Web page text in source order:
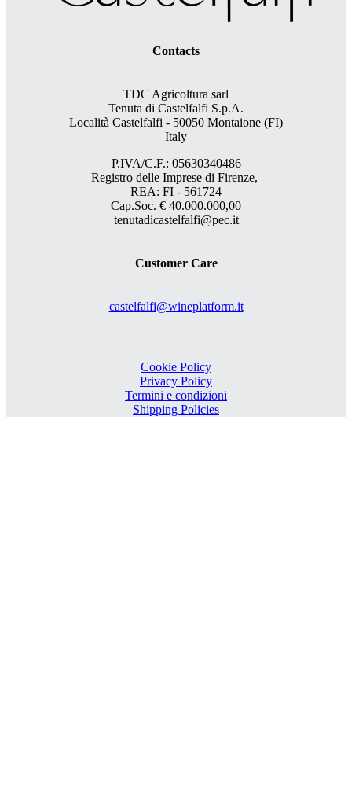
Contacts
TDC Agricoltura sarl
Tenuta di Castelfalfi S.p.A.
Località Castelfalfi - 50050 Montaione (FI)
Italy
P.IVA/C.F.: 05630340486
Registro delle Imprese di Firenze,
REA: FI - 561724
Cap.Soc. € 40.000.000,00
tenutadicastelfalfi@pec.it
Customer Care
castelfalfi@wineplatform.it
Cookie Policy
Privacy Policy
Termini e condizioni
Shipping Policies